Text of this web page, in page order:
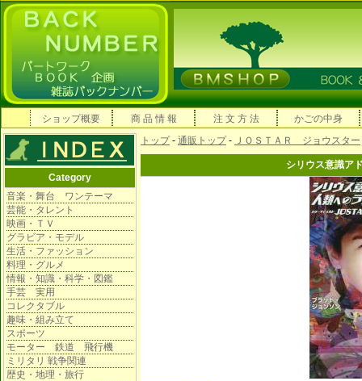
ショップ概要 商 品 情 報 注 文 方 法 かごの中身
Category
音楽・舞台 ワンテーマ
芸能・タレント
映画・ＴＶ
グラビア・モデル
生活・ファッション
料理・グルメ
情報・知識・科学・図鑑
手芸 実用
コレクタブル
趣味・組み立て
スポーツ
モーター 鉄道 飛行機
ミリタリ 戦争関連
歴史・地理・旅行
トップ- 通販トップ- ＪＯＳＴＡＲ ジョウスター
シリウス意識ア